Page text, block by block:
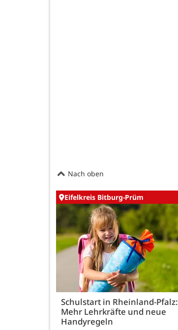
Nach oben
Eifelkreis Bitburg-Prüm
Schulstart in Rheinland-Pfalz:
Mehr Lehrkräfte und neue
Handyregeln